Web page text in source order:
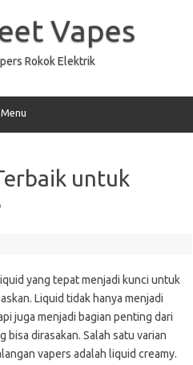
Vapes
Rokok Elektrik
Menu
untuk
yang tepat menjadi kunci untuk
Liquid tidak hanya menjadi
juga menjadi bagian penting dari
bisa dirasakan. Salah satu varian
vapers adalah liquid creamy.